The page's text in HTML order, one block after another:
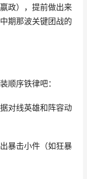
政），提前做出来
期那波关键团战的
顺序铁律吧：
对线英雄和阵容动
暴击小件（如狂暴